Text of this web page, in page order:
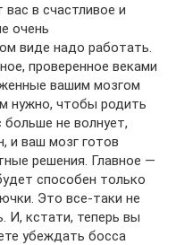
в счастливое и
очень
виде надо работать.
проверенное веками
вашим мозгом
нужно, чтобы родить
не волнует,
и ваш мозг готов
решения. Главное —
способен только
Это все-таки не
И, кстати, теперь вы
убеждать босса